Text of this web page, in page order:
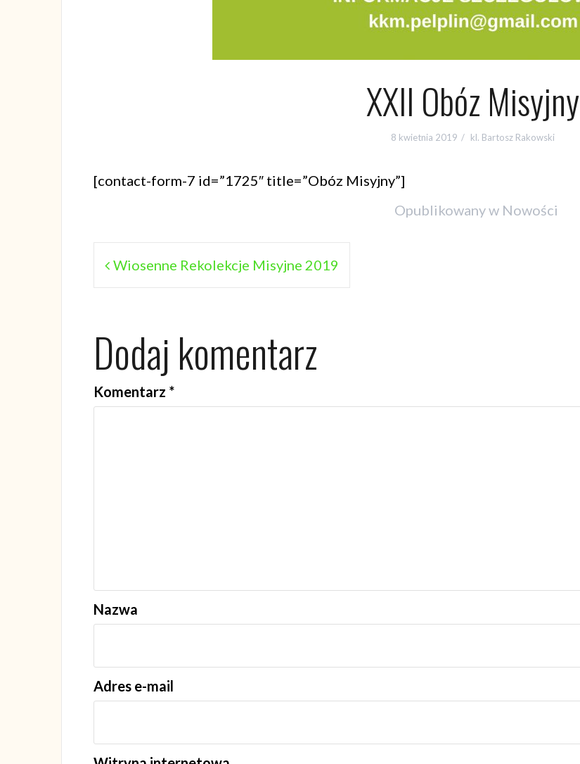
XXII Obóz Misyjny
8 kwietnia 2019 kl. Bartosz Rakowski
[contact-form-7 id=”1725″ title=”Obóz Misyjny”]
Opublikowany w Nowości
Nawigacja
Wiosenne Rekolekcje Misyjne 2019
Dodaj komentarz
Komentarz *
Nazwa
Adres e-mail